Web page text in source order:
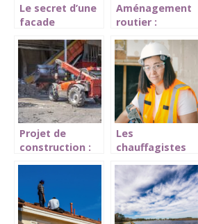
Le secret d’une
facade
etapes
essentielles du
ravalement
Aménagement
routier :
appel à une
entreprise de
travaux publics?
Projet de
construction :
gérer les
déchets de
chantier
Les
chauffagistes
quand faire
appel a leurs
services ?